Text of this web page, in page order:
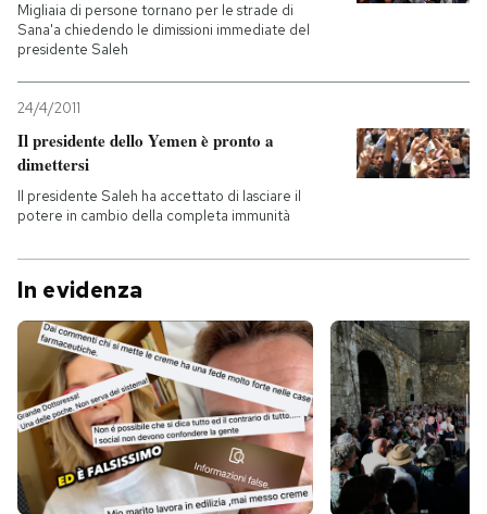
Migliaia di persone tornano per le strade di
Sana'a chiedendo le dimissioni immediate del
presidente Saleh
24/4/2011
Il presidente dello Yemen è pronto a
dimettersi
Il presidente Saleh ha accettato di lasciare il
potere in cambio della completa immunità
In evidenza